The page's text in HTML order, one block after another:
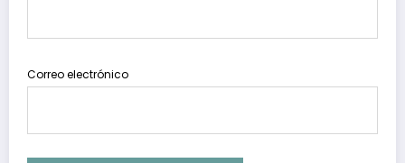
Correo electrónico